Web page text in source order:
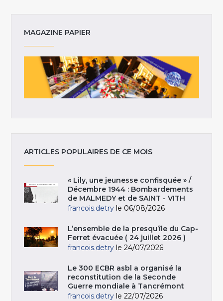
MAGAZINE PAPIER
ARTICLES POPULAIRES DE CE MOIS
« Lily, une jeunesse confisquée » /
Décembre 1944 : Bombardements
de MALMEDY et de SAINT - VITH
francois.detry le 06/08/2026
L’ensemble de la presqu’île du Cap-
Ferret évacuée ( 24 juillet 2026 )
francois.detry le 24/07/2026
Le 300 ECBR asbl a organisé la
reconstitution de la Seconde
Guerre mondiale à Tancrémont
francois.detry le 22/07/2026